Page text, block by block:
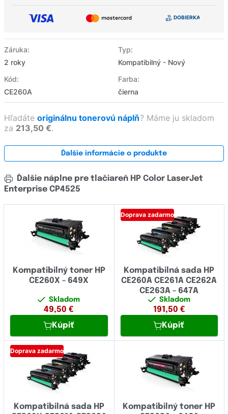
Záruka:
2 roky
Typ:
Kompatibilný - Nový
Kód:
CE260A
Farba:
čierna
Hľadáte originálnu tonerovú náplň? Máme ju skladom
za 213,50 €.
Ďalšie informácie o produkte
Ďalšie náplne pre tlačiareň HP Color LaserJet
Enterprise CP4525
Kompatibilný toner HP
CE260X - 649X
Skladom
49,50 €
Kúpiť
Doprava zadarmo
Kompatibilná sada HP
CE260A CE261A CE262A
CE263A - 647A
Skladom
191,50 €
Kúpiť
Doprava zadarmo
Kompatibilná sada HP
Kompatibilný toner HP